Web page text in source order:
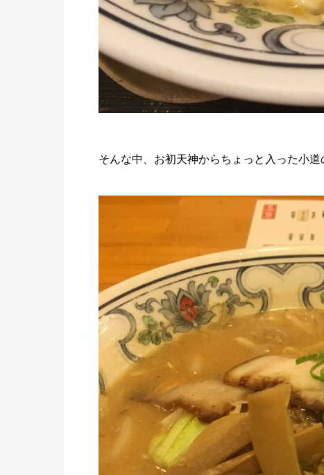
そんな中、お初天神からちょっと入った小道